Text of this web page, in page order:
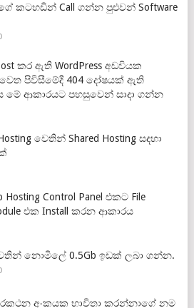
කටහඩින් Call ගන්න පුළුවන් Software
කර ඇති WordPress අඩවියක
වෙත පිවිසීමේදී 404 දෝෂයක් ඇති
ආකාරයට පහසුවෙන් සාදා ගන්න
වෙතින් Shared Hosting සදහා
Hosting Control Panel එකට File
එක Install කරන ආකාරය
නොමිලේ 0.5Gb ඉඩක් ලබා ගන්න.
අංකයක භාවිතා කරන්නාගේ නම